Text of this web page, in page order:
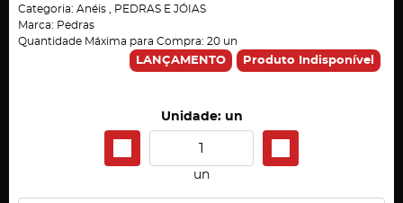
Categoria: Anéis
PEDRAS E JÓIAS
Marca: Pedras
Quantidade Máxima para Compra: 20 un
LANÇAMENTO Produto Indisponível
Unidade: un
un